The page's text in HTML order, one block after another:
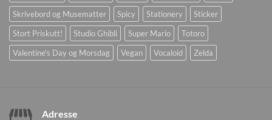
Skrivebord og Musematter
Spicy Stationery
Sticker
Stort Priskutt!
Studio Ghibli Super Mario
Totoro
Valentine's Day og Morsdag
Vegan Vocaloid Zelda
Adresse